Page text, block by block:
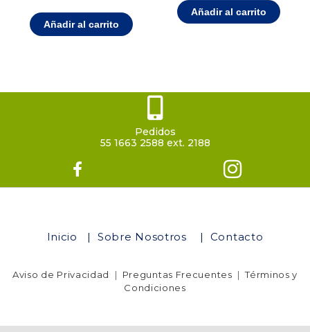
Añadir al carrito
Añadir al carrito
Pedidos
55 1663 2588 ext. 2188
Inicio |Sobre Nosotros | Contacto
Aviso de Privacidad | Preguntas Frecuentes |Términos y
Condiciones